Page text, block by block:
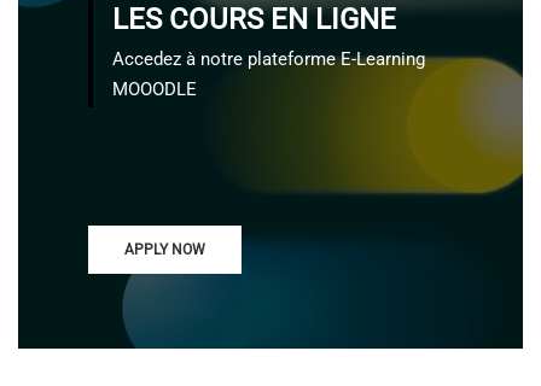
LES COURS EN LIGNE
Accedez à notre plateforme E-Learning
MOOODLE
APPLY NOW